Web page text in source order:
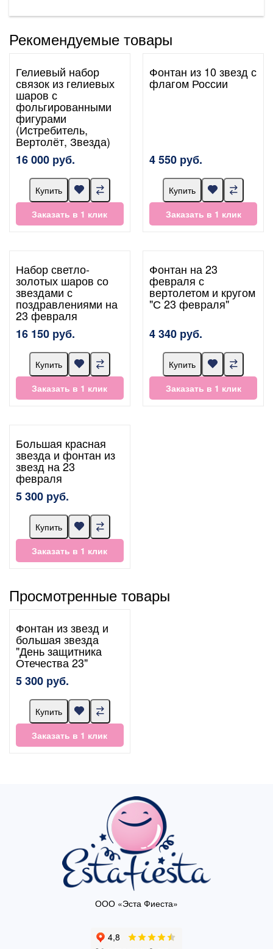
Рекомендуемые товары
Гелиевый набор
связок из гелиевых
шаров с
фольгированными
фигурами
(Истребитель,
Вертолёт, Звезда)
16 000 руб.
Купить
Заказать в 1 клик
Фонтан из 10 звезд с
флагом России
4 550 руб.
Купить
Заказать в 1 клик
Набор светло-
золотых шаров со
звездами с
поздравлениями на
23 февраля
16 150 руб.
Купить
Заказать в 1 клик
Фонтан на 23
февраля с
вертолетом и кругом
"С 23 февраля"
4 340 руб.
Купить
Заказать в 1 клик
Большая красная
звезда и фонтан из
звезд на 23
февраля
5 300 руб.
Купить
Заказать в 1 клик
Просмотренные товары
Фонтан из звезд и
большая звезда
"День защитника
Отечества 23"
5 300 руб.
Купить
Заказать в 1 клик
ООО «Эста Фиеста»